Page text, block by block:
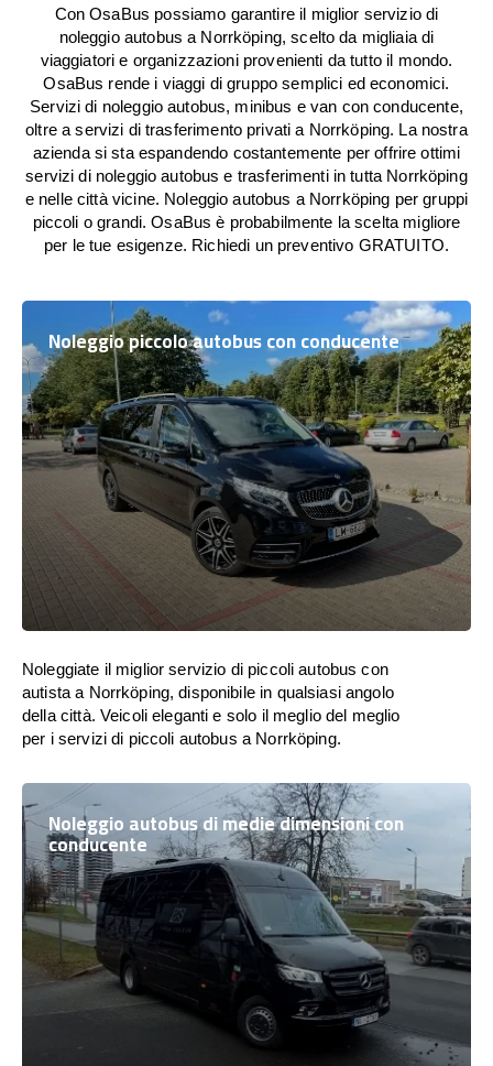
Con OsaBus possiamo garantire il miglior servizio di
noleggio autobus a Norrköping, scelto da migliaia di
viaggiatori e organizzazioni provenienti da tutto il mondo.
OsaBus rende i viaggi di gruppo semplici ed economici.
Servizi di noleggio autobus, minibus e van con conducente,
oltre a servizi di trasferimento privati a Norrköping. La nostra
azienda si sta espandendo costantemente per offrire ottimi
servizi di noleggio autobus e trasferimenti in tutta Norrköping
e nelle città vicine. Noleggio autobus a Norrköping per gruppi
piccoli o grandi. OsaBus è probabilmente la scelta migliore
per le tue esigenze. Richiedi un preventivo GRATUITO.
Noleggio piccolo autobus con conducente
Noleggiate il miglior servizio di piccoli autobus con
autista a Norrköping, disponibile in qualsiasi angolo
della città. Veicoli eleganti e solo il meglio del meglio
per i servizi di piccoli autobus a Norrköping.
Noleggio autobus di medie dimensioni con
conducente